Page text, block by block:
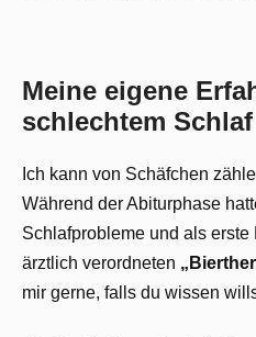
Meine eigene
schlechtem Schlaf
Ich kann von Schäfchen
Während der Abiturphase
Schlafprobleme und als
ärztlich verordneten
mir gerne, falls du wissen